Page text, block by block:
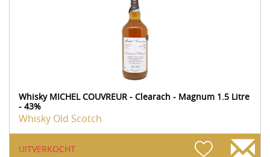
Whisky MICHEL COUVREUR - Clearach - Magnum 1.5 Litre
- 43%
Whisky Old Scotch
UITVERKOCHT